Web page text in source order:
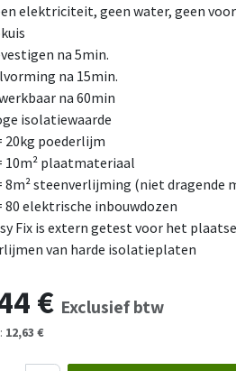
elektriciteit, geen water, geen
na 5min.
na 15min.
na 60min
isolatiewaarde
20kg poederlijm
10m² plaatmateriaal
8m² steenverlijming (niet dragende
80 elektrische inbouwdozen
Fix is extern getest voor het
van harde isolatieplaten
€ Exclusief btw
12,63 €